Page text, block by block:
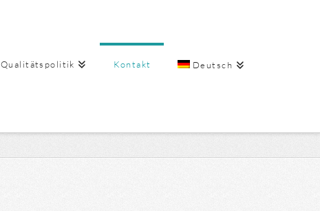
Qualitätspolitik Kontakt Deutsch